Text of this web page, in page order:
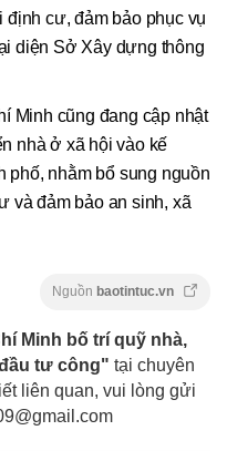
định cư, đảm bảo phục vụ
diện Sở Xây dựng thông
Minh cũng đang cập nhật
nhà ở xã hội vào kế
phố, nhằm bổ sung nguồn
và đảm bảo an sinh, xã
Nguồn baotintuc.vn
Minh bố trí quỹ nhà,
tư công" tại chuyên
liên quan, vui lòng gửi